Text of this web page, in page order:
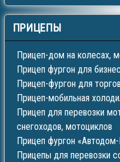
ПРИЦЕПЫ
Прицеп-дом на колесах,
Прицеп фургон для
Прицеп-фургон для
Прицеп-мобильная
Прицеп для перевозки
снегоходов, мотоциклов
Прицеп фургон
Прицепы для перевозки